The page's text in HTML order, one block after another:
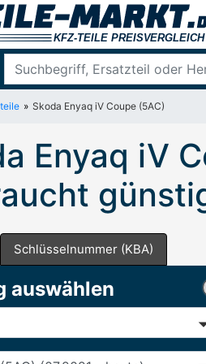
Skoda Enyaq iV Coupe (5AC)
Enyaq iV
Schlüsselnummer (KBA)
auswählen